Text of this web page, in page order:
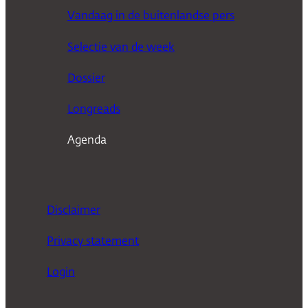
Vandaag in de buitenlandse pers
Selectie van de week
Dossier
Longreads
Agenda
Disclaimer
Privacy statement
Login